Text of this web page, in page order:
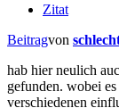
Zitat
Beitragvon
hab hier neulich
gefunden. wobei
verschiedenen